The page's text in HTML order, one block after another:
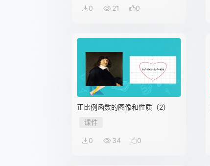
0 21 0
正比例函数的图像和性质（2）
课件
0 34 0